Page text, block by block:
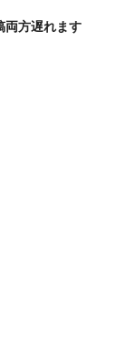
両方遅れます